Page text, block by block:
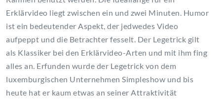
Erklärvideo liegt zwischen ein und zwei Minuten. Humor
ist ein bedeutender Aspekt, der jedwedes Video
aufpeppt und die Betrachter fesselt. Der Legetrick gilt
als Klassiker bei den Erklärvideo-Arten und mit ihm fing
alles an. Erfunden wurde der Legetrick von dem
luxemburgischen Unternehmen Simpleshow und bis
heute hat er kaum etwas an seiner Attraktivität